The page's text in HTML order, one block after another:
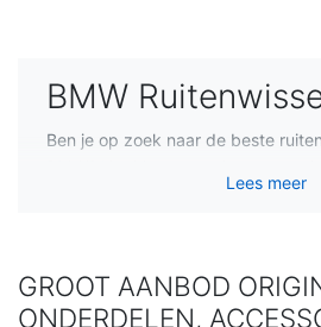
BMW
Ben je op zoek naar de beste
van cruciaal belang voor een
waarom ze belangrijk zijn, welke
overweging moet nemen bij het
Lees meer
GROOT AANBOD
ONDERDELEN,